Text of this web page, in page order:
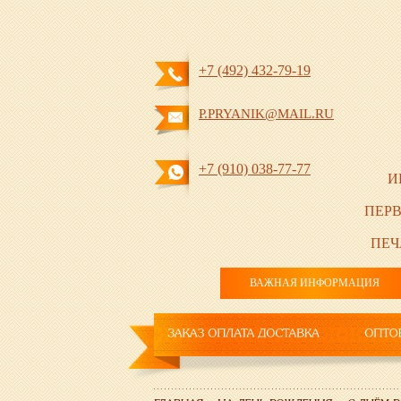
+7 (492) 432-79-19
P.PRYANIK@MAIL.RU
+7 (910) 038-77-77
ВАЖНАЯ ИНФОРМАЦИЯ